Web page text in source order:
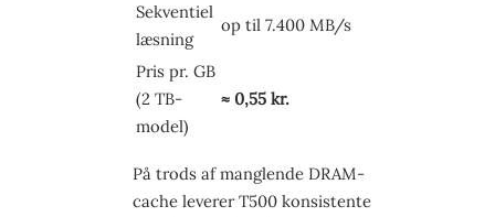
Sekventiel
læsning
op til 7.400 MB/s
Pris pr. GB
(2 TB-
model)
≈ 0,55 kr.
På trods af manglende DRAM-
cache leverer T500 konsistente